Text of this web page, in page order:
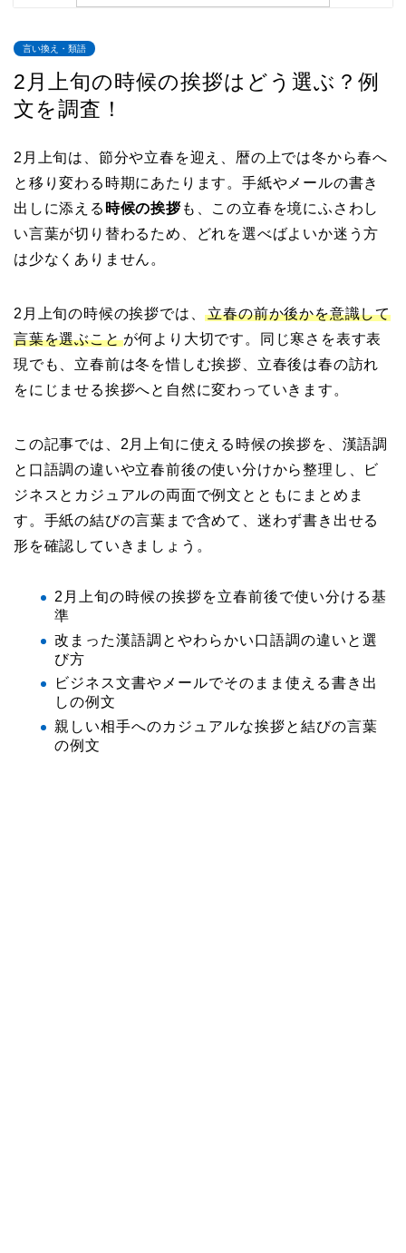
言い換え・類語
2月上旬の時候の挨拶はどう選ぶ？例
文を調査！
2月上旬は、節分や立春を迎え、暦の上では冬から春へ
と移り変わる時期にあたります。手紙やメールの書き
出しに添える 時候の挨拶も、この立春を境にふさわし
い言葉が切り替わるため、どれを選べばよいか迷う方
は少なくありません。
2月上旬の時候の挨拶では、立春の前か後かを意識して
言葉を選ぶことが何より大切です。同じ寒さを表す表
現でも、立春前は冬を惜しむ挨拶、立春後は春の訪れ
をにじませる挨拶へと自然に変わっていきます。
この記事では、2月上旬に使える時候の挨拶を、漢語調
と口語調の違いや立春前後の使い分けから整理し、ビ
ジネスとカジュアルの両面で例文とともにまとめま
す。手紙の結びの言葉まで含めて、迷わず書き出せる
形を確認していきましょう。
2月上旬の時候の挨拶を立春前後で使い分ける基
準
改まった漢語調とやわらかい口語調の違いと選
び方
ビジネス文書やメールでそのまま使える書き出
しの例文
親しい相手へのカジュアルな挨拶と結びの言葉
の例文